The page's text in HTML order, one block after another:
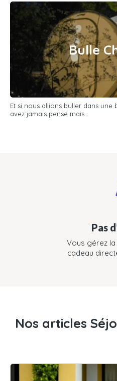
Bulle
Et si nous allions buller dans une
avez jamais pensé mais...
Pas
Vous gérez
cadeau
Nos articles